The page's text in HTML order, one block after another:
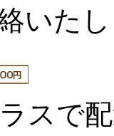
いた
スで